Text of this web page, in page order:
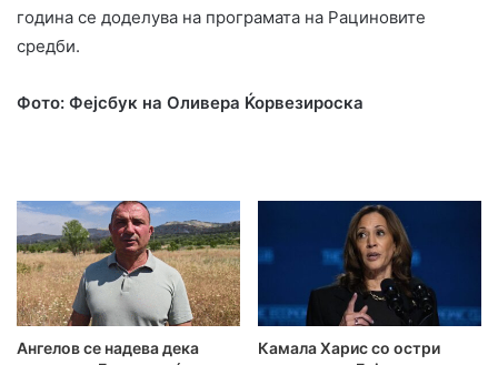
година се доделува на програмата на Рациновите
средби.
Фото: Фејсбук на Оливера Ќорвезироска
Ангелов се надева дека
Камала Харис со остри